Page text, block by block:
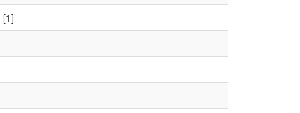
[1]